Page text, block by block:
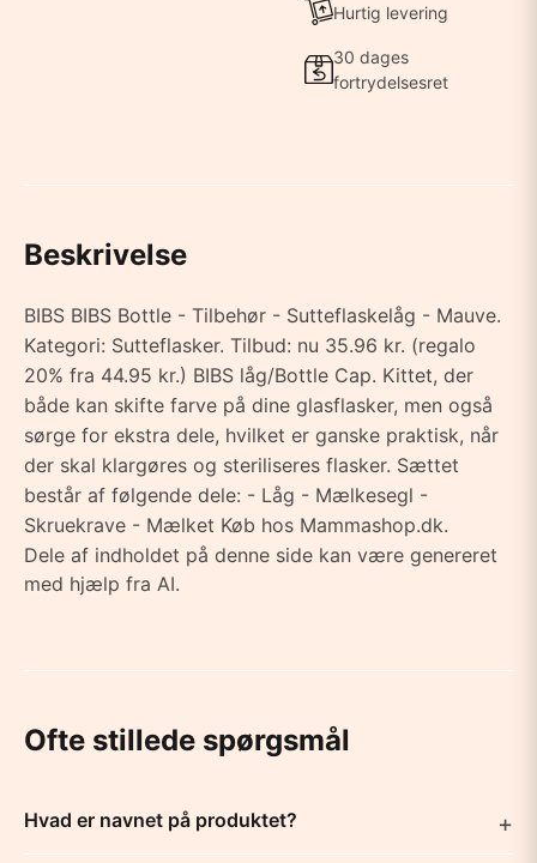
Hurtig levering
30 dages
fortrydelsesret
Beskrivelse
BIBS BIBS Bottle - Tilbehør - Sutteflaskelåg - Mauve.
Kategori: Sutteflasker. Tilbud: nu 35.96 kr. (regalo
20% fra 44.95 kr.) BIBS låg/Bottle Cap. Kittet, der
både kan skifte farve på dine glasflasker, men også
sørge for ekstra dele, hvilket er ganske praktisk, når
der skal klargøres og steriliseres flasker. Sættet
består af følgende dele: - Låg - Mælkesegl -
Skruekrave - Mælket Køb hos Mammashop.dk.
Dele af indholdet på denne side kan være genereret
med hjælp fra AI.
Ofte stillede spørgsmål
Hvad er navnet på produktet?